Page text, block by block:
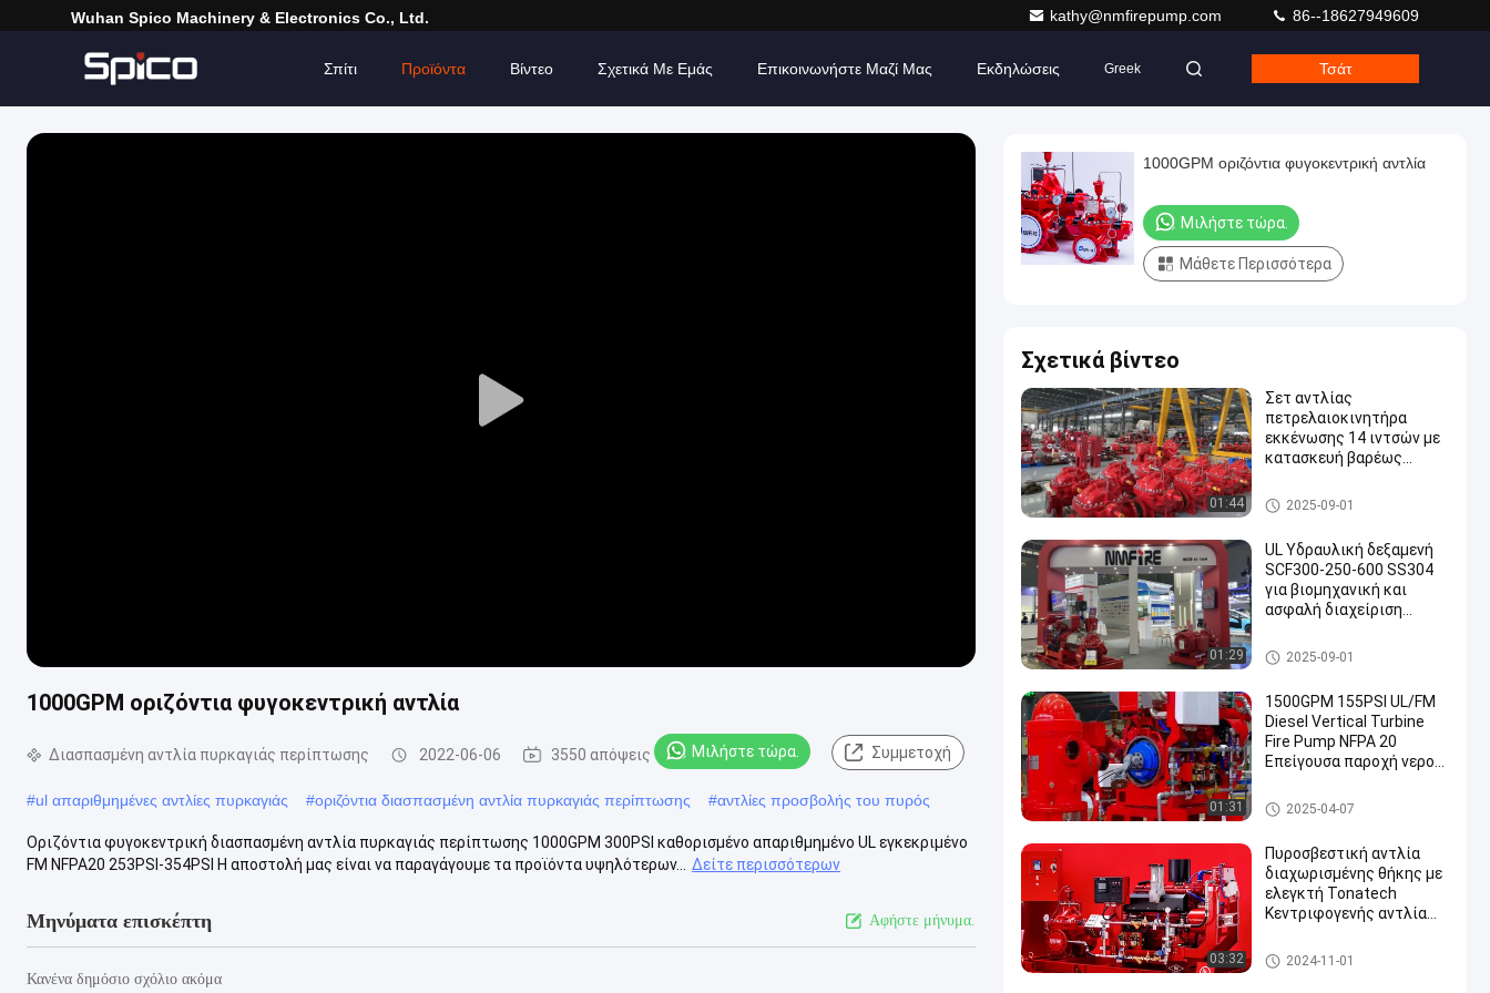
Wuhan Spico Machinery & Electronics Co., Ltd. kathy@nmfirepump.com 86--18627949609
Σπίτι Προϊόντα Βίντεο Σχετικά Με Εμάς Επικοινωνήστε Μαζί Μας Εκδηλώσεις Greek Τσάτ
Play
1000GPM οριζόντια φυγοκεντρική αντλία
Διασπασμένη αντλία πυρκαγιάς περίπτωσης 2022-06-06 3550 απόψεις Μιλήστε τώρα. Συμμετοχή
#ul απαριθμημένες αντλίες πυρκαγιάς #οριζόντια διασπασμένη αντλία πυρκαγιάς περίπτωσης #αντλίες προσβολής του πυρός
Οριζόντια φυγοκεντρική διασπασμένη αντλία πυρκαγιάς περίπτωσης 1000GPM 300PSI καθορισμένο απαριθμημένο UL εγκεκριμένο
FM NFPA20 253PSI-354PSI Η αποστολή μας είναι να παραγάγουμε τα προϊόντα υψηλότερων...
Δείτε περισσότερων
Μηνύματα επισκέπτη Αφήστε μήνυμα.
Κανένα δημόσιο σχόλιο ακόμα
1000GPM οριζόντια φυγοκεντρική αντλία
Μιλήστε τώρα.
Μάθετε Περισσότερα
Σχετικά βίντεο
01:44
Σετ αντλίας
πετρελαιοκινητήρα
εκκένωσης 14 ιντσών με
κατασκευή βαρέως
ροή 7000GPM
Διασπασμένη αντλία πυρκαγι
άς περίπτωσης
2025-09-01
01:29
UL Υδραυλική δεξαμενή
SCF300-250-600 SS304
για βιομηχανική και
ασφαλή διαχείριση
αντλία με διαχωρισμένη
θήκη UL/FM
Διασπασμένη αντλία πυρκαγι
άς περίπτωσης
2025-09-01
01:31
1500GPM 155PSI UL/FM
Diesel Vertical Turbine
Fire Pump NFPA 20
Επείγουσα παροχή νερού
δημοτικές
εγκαταστάσεις NMFIRE
Κάθετη αντλία πυρκαγιάς στ
ροβίλων
2025-04-07
03:32
Πυροσβεστική αντλία
διαχωρισμένης θήκης με
ελεγκτή Tonatech
Κεντριφογενής αντλία
Καταχωρισμένες αντλίες
πυρκαγιάς αντλίες
Διασπασμένη αντλία πυρκαγι
άς περίπτωσης
2024-11-01